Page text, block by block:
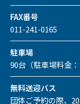
FAX番号
011-241-0165
駐車場
90台（駐車場料金：
無料送迎バス
団体ご予約の際、